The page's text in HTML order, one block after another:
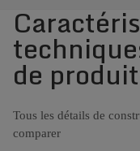
de
Tous les détails de
comparer